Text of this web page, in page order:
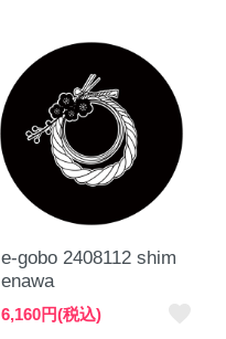
e-gobo 2408112 shim
enawa
6,160円(税込)